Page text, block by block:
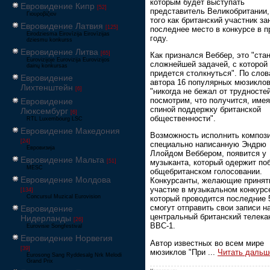
Евровидение Кипр [52]
Γιουροβίζιον
Евровидение Латвия [125]
Eirodziesma Eirovīzija Eirovīzijas
dziesmu konkurss
Евровидение Литва [65]
Eurovizijoje Eurovizija Eurovizijos
dainų konkursas
Евровидение
Лихтенштейн [6]
Евровидение
Люксембург [6]
RTL Luxembourg LSC
Евровидение Македония
[24]
Евровизија
Евровидение Мальта [51]
MESC
Евровидение Молдова
[134]
Concursul Muzical Eurovision
Евровидение
Нидерланды [26]
Eurovisie Songfestival
Евровидение Норвегия
[39]
Eurosong Sang Ryddesalg Nrk Melodi
Grand Prix
которым будет выступать
представитель
того как британский участник
последнее место в конкурсе в
году.
Как признался Веббер, это
сложнейшей задачей, с
придется столкнуться". По
автора 16 популярных
"никогда не бежал от
посмотрим, что получится,
спиной поддержку британской
общественности".
Возможность исполнить
специально написанную Эндрю
Ллойдом Веббером, появится у
музыканта, который одержит
общебританском голосовании.
Конкурсанты, желающие
участие в музыкальном
который проводится последние
смогут отправить свои записи
центральный британский
BBC-1.
Автор известных во всем мире
мюзиклов "При
Читать